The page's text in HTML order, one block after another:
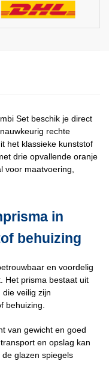
Set beschik je direct
rechte
het klassieke kunststof
drie opvallende oranje
voor maatvoering,
in
behuizing
en voordelig
Het prisma bestaat uit
veilig zijn
behuizing.
van gewicht en goed
en opslag kan
glazen spiegels